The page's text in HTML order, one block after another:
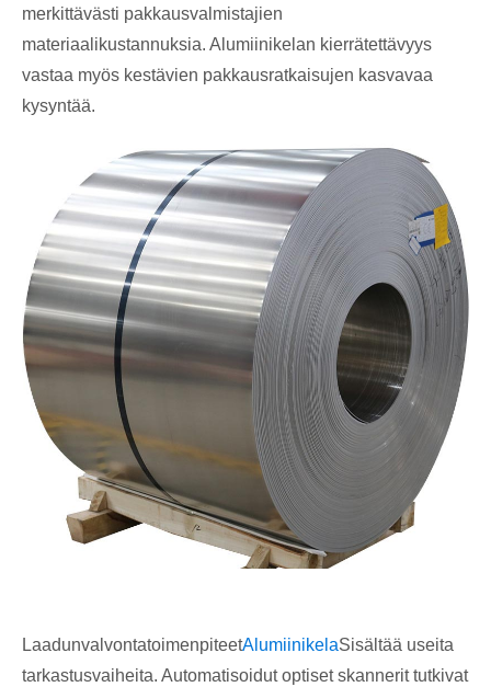
merkittävästi pakkausvalmistajien
materiaalikustannuksia. Alumiinikelan kierrätettävyys
vastaa myös kestävien pakkausratkaisujen kasvavaa
kysyntää.
LaadunvalvontatoimenpiteetAlumiinikelaSisältää useita
tarkastusvaiheita. Automatisoidut optiset skannerit tutkivat